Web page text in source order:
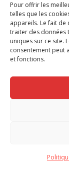
Pour offrir les
telles que les
appareils. Le fait de
traiter des données
uniques sur ce site.
consentement peut
et fonctions.
Chèque
Chèque
G-Pods
Profession